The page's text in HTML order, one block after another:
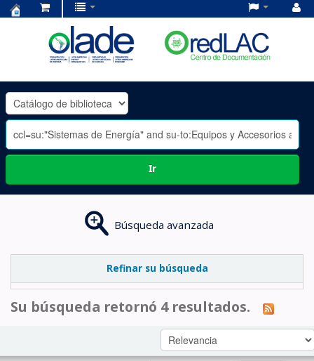
OLADE
-
Ir
Búsqueda avanzada
Refinar su búsqueda
Su búsqueda retornó 4 resultados.